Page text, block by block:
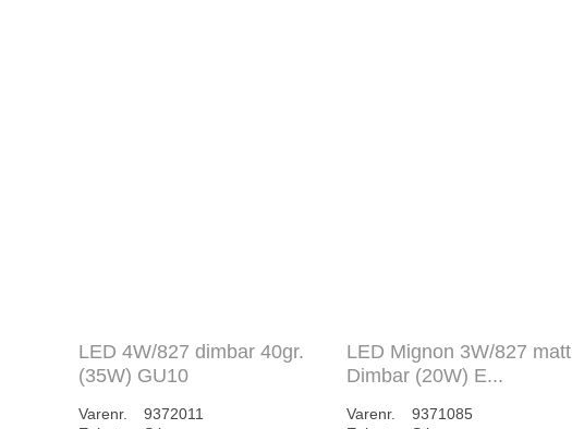
LED 4W/827 dimbar 40gr.
(35W) GU10
Varenr.
9372011
LED Mignon 3W/827 matt
Dimbar (20W) E...
Varenr.
9371085